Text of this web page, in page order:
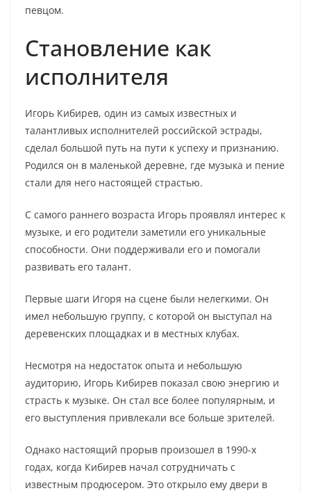
певцом.
Становление как
исполнителя
Игорь Кибирев, один из самых известных и
талантливых исполнителей российской эстрады,
сделал большой путь на пути к успеху и признанию.
Родился он в маленькой деревне, где музыка и пение
стали для него настоящей страстью.
С самого раннего возраста Игорь проявлял интерес к
музыке, и его родители заметили его уникальные
способности. Они поддерживали его и помогали
развивать его талант.
Первые шаги Игоря на сцене были нелегкими. Он
имел небольшую группу, с которой он выступал на
деревенских площадках и в местных клубах.
Несмотря на недостаток опыта и небольшую
аудиторию, Игорь Кибирев показал свою энергию и
страсть к музыке. Он стал все более популярным, и
его выступления привлекали все больше зрителей.
Однако настоящий прорыв произошел в 1990-х
годах, когда Кибирев начал сотрудничать с
известным продюсером. Это открыло ему двери в